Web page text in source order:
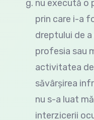
nu execută o
prin care i-a
dreptului de
profesia sau
activitatea
săvârșirea
nu s-a luat
interzicerii